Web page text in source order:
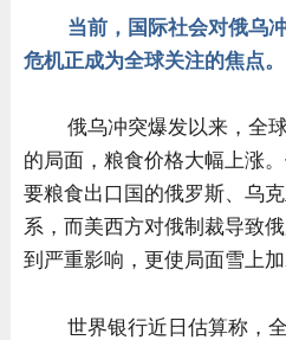
当前，国际社会对俄乌
危机正成为全球关注的焦点。
俄乌冲突爆发以来，全
的局面，粮食价格大幅上涨
要粮食出口国的俄罗斯、乌
系，而美西方对俄制裁导致
到严重影响，更使局面雪上加
世界银行近日估算称，